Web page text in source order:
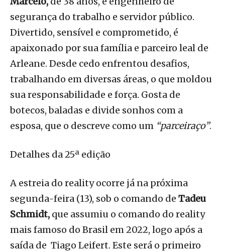
segurança do trabalho e servidor público.
Divertido, sensível e comprometido, é
apaixonado por sua família e parceiro leal de
Arleane. Desde cedo enfrentou desafios,
trabalhando em diversas áreas, o que moldou
sua responsabilidade e força. Gosta de
botecos, baladas e divide sonhos com a
esposa, que o descreve como um “parceiraço”.
Detalhes da 25ª edição
A estreia do reality ocorre já na próxima
segunda-feira (13), sob o comando de Tadeu
Schmidt, que assumiu o comando do reality
mais famoso do Brasil em 2022, logo após a
saída de Tiago Leifert. Este será o primeiro